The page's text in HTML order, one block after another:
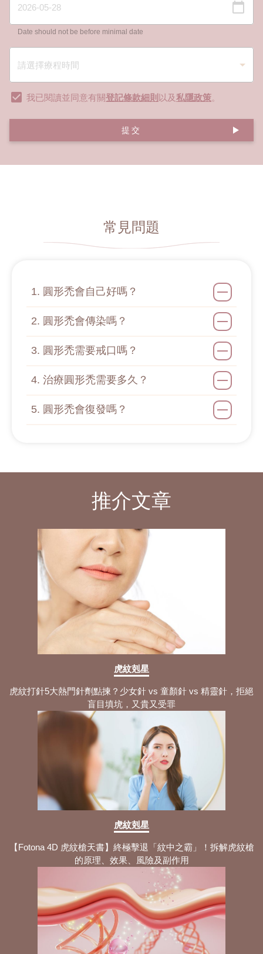
Date should not be before minimal date
我已閱讀並同意有關登記條款細則 以及私隱政策。
提交
常見問題
1. 圓形禿會自己好嗎？
2. 圓形禿會傳染嗎？
3. 圓形禿需要戒口嗎？
4. 治療圓形禿需要多久？
5. 圓形禿會復發嗎？
推介文章
虎紋剋星
虎紋打針5大熱門針劑點揀？少女針 vs 童顏針 vs 精靈針，拒絕
盲目填坑，又貴又受罪
虎紋剋星
【Fotona 4D 虎紋槍天書】終極擊退「紋中之霸」！拆解虎紋槍
的原理、效果、風險及副作用